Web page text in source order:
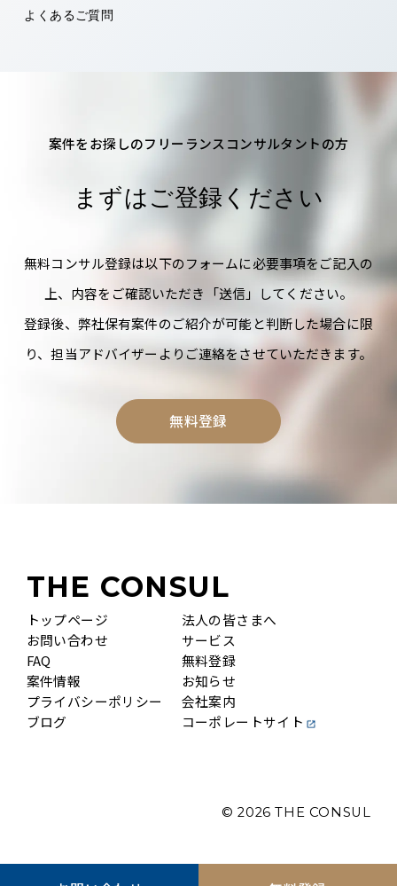
よくあるご質問
案件をお探しのフリーランスコンサルタントの方
まずはご登録ください
無料コンサル登録は以下のフォームに必要事項をご記入の
上、内容をご確認いただき「送信」してください。
登録後、弊社保有案件のご紹介が可能と判断した場合に限
り、担当アドバイザーよりご連絡をさせていただきます。
無料登録
THE CONSUL
トップページ
法人の皆さまへ
お問い合わせ
サービス
FAQ
無料登録
案件情報
お知らせ
プライバシーポリシー
会社案内
ブログ
コーポレートサイト
© 2026THE CONSUL